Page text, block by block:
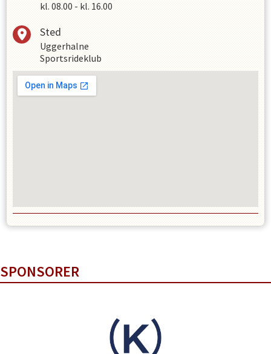
kl. 08.00 - kl. 16.00
Sted
Uggerhalne
Sportsrideklub
SPONSORER